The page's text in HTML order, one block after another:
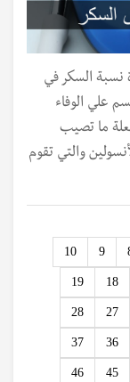
نسبة السكر في
علي الوفاء
ما تصيب
والتي تقوم
9
10
18
19
27
28
36
37
45
46